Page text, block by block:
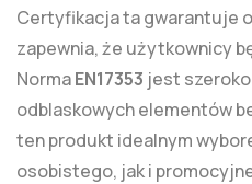
Certyfikacja ta gwarantuje
zapewnia, że użytkownicy
NormaEN17353 jest
odblaskowych elementów
ten produkt idealnym
osobistego, jak i